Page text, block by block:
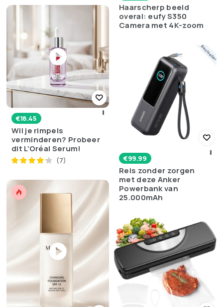
Haarscherp beeld
overal: eufy S350
Camera met 4K-zoom
€18.45
Wil je rimpels
verminderen? Probeer
dit L’Oréal Serum!
(7)
Bestseller
€99.99
Reis zonder zorgen
met deze Anker
Powerbank van
25.000mAh